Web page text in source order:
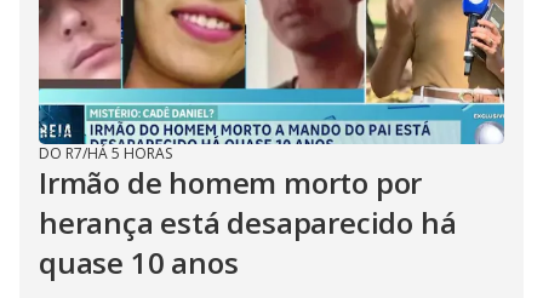
DO R7/HÁ 5 HORAS
Irmão de homem morto por
herança está desaparecido há
quase 10 anos